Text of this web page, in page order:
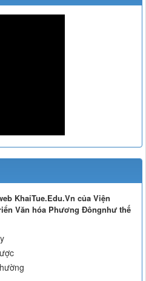
KhaiTue.Edu.Vn của Viện
Văn hóa Phương Đôngnhư thế